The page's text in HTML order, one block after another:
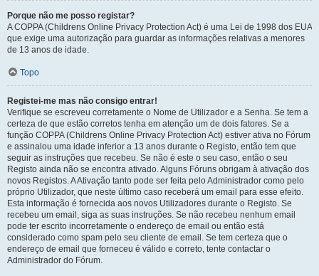
Porque não me posso registar?
A COPPA (Childrens Online Privacy Protection Act) é uma Lei de 1998 dos EUA
que exige uma autorização para guardar as informações relativas a menores
de 13 anos de idade.
Topo
Registei-me mas não consigo entrar!
Verifique se escreveu corretamente o Nome de Utilizador e a Senha. Se tem a
certeza de que estão corretos tenha em atenção um de dois fatores. Se a
função COPPA (Childrens Online Privacy Protection Act) estiver ativa no Fórum
e assinalou uma idade inferior a 13 anos durante o Registo, então tem que
seguir as instruções que recebeu. Se não é este o seu caso, então o seu
Registo ainda não se encontra ativado. Alguns Fóruns obrigam à ativação dos
novos Registos. A Ativação tanto pode ser feita pelo Administrador como pelo
próprio Utilizador, que neste último caso receberá um email para esse efeito.
Esta informação é fornecida aos novos Utilizadores durante o Registo. Se
recebeu um email, siga as suas instruções. Se não recebeu nenhum email
pode ter escrito incorretamente o endereço de email ou então está
considerado como spam pelo seu cliente de email. Se tem certeza que o
endereço de email que forneceu é válido e correto, tente contactar o
Administrador do Fórum.